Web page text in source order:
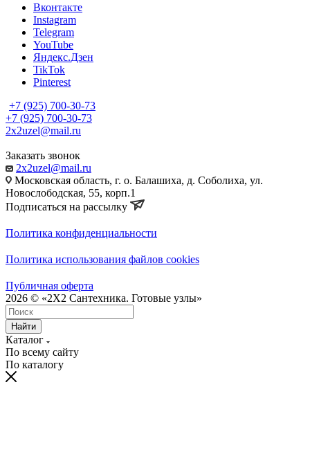
Вконтакте
Instagram
Telegram
YouTube
Яндекс.Дзен
TikTok
Pinterest
+7 (925) 700-30-73
+7 (925) 700-30-73
2x2uzel@mail.ru
Заказать звонок
2x2uzel@mail.ru
Московская область, г. о. Балашиха, д. Соболиха, ул.
Новослободская, 55, корп.1
Подписаться на рассылку
Политика конфиденциальности
Политика использования файлов cookies
Публичная оферта
2026 © «2X2 Сантехника. Готовые узлы»
Найти
Каталог
По всему сайту
По каталогу